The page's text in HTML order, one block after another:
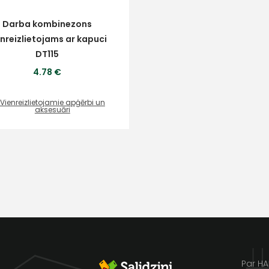
Darba kombinezons
ar kapuci
DT115
4.78 €
Vienreizlietojamie apģērbi un
aksesuāri
Par